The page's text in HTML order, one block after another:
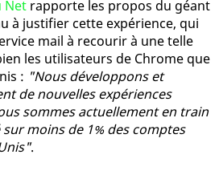
Net rapporte les propos du géant
à justifier cette expérience, qui
mail à recourir à une telle
les utilisateurs de Chrome que
: "Nous développons et
de nouvelles expériences
sommes actuellement en train
moins de 1% des comptes
.